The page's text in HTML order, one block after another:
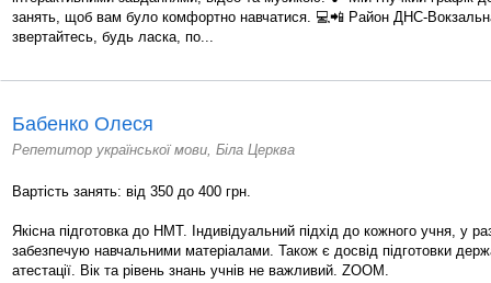
занять, щоб вам було комфортно навчатися. 💻📲 Район ДНС-
звертайтесь, будь ласка, по...
Бабенко Олеся
Репетитор української мови, Біла Церква
Вартість занять: від 350 до 400 грн.
Якісна підготовка до НМТ. Індивідуальний підхід до кожного учня, у
забезпечую навчальними матеріалами. Також є досвід підготовки
атестації. Вік та рівень знань учнів не важливий. ZOOM.